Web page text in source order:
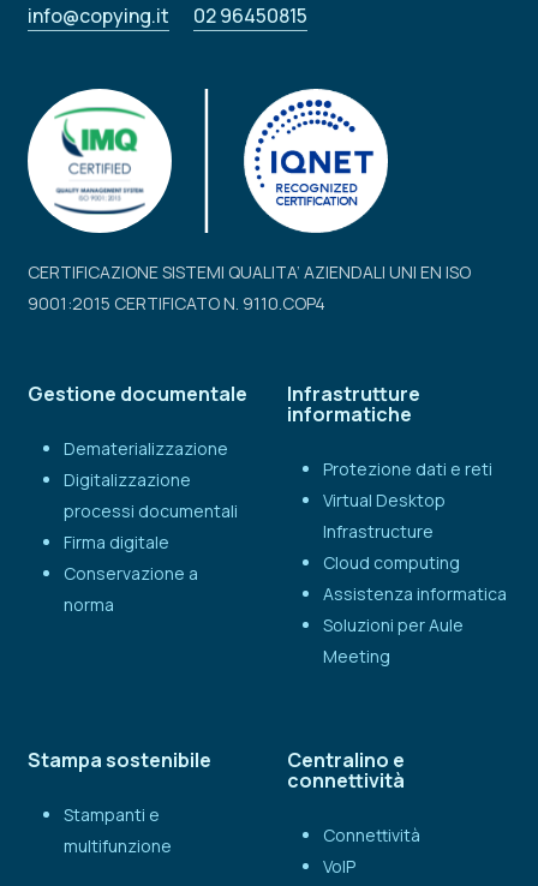
info@copying.it 02 96450815
CERTIFICAZIONE SISTEMI QUALITA’ AZIENDALI UNI EN ISO
9001:2015 CERTIFICATO N. 9110.COP4
Gestione documentale
Dematerializzazione
Digitalizzazione
processi documentali
Firma digitale
Conservazione a
norma
Infrastrutture
informatiche
Protezione dati e reti
Virtual Desktop
Infrastructure
Cloud computing
Assistenza informatica
Soluzioni per Aule
Meeting
Stampa sostenibile
Stampanti e
multifunzione
Centralino e
connettività
Connettività
VoIP